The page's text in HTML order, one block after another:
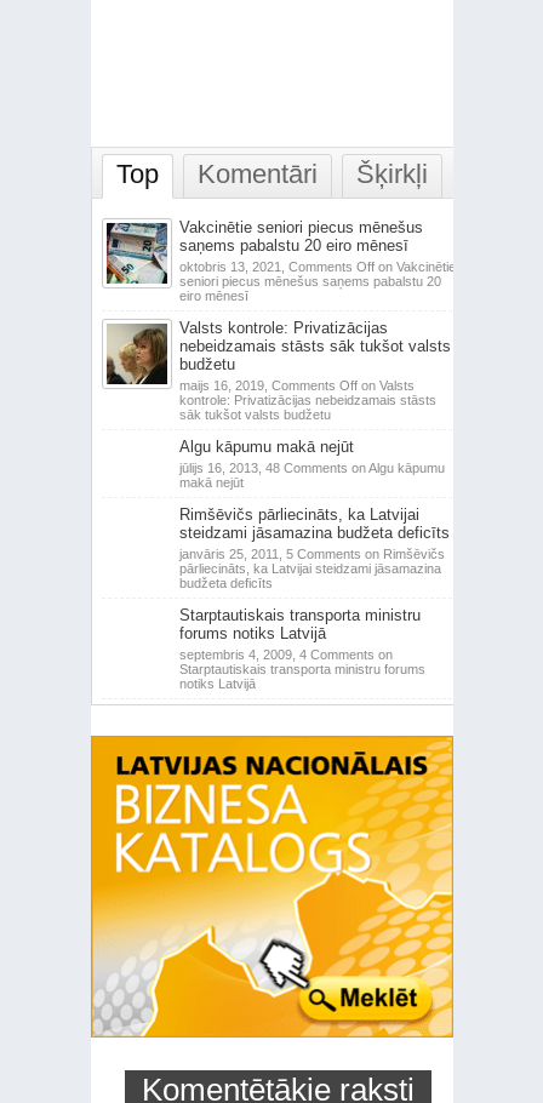
Top Komentāri Šķirkļi
Vakcinētie seniori piecus mēnešus
saņems pabalstu 20 eiro mēnesī
oktobris 13, 2021, Comments Offon Vakcinētie
seniori piecus mēnešus saņems pabalstu 20
eiro mēnesī
Valsts kontrole: Privatizācijas
nebeidzamais stāsts sāk tukšot valsts
budžetu
maijs 16, 2019, Comments Offon Valsts
kontrole: Privatizācijas nebeidzamais stāsts
sāk tukšot valsts budžetu
Algu kāpumu makā nejūt
jūlijs 16, 2013, 48 Comments on Algu kāpumu
makā nejūt
Rimšēvičs pārliecināts, ka Latvijai
steidzami jāsamazina budžeta deficīts
janvāris 25, 2011, 5 Comments on Rimšēvičs
pārliecināts, ka Latvijai steidzami jāsamazina
budžeta deficīts
Starptautiskais transporta ministru
forums notiks Latvijā
septembris 4, 2009, 4 Comments on
Starptautiskais transporta ministru forums
notiks Latvijā
Komentētākie raksti